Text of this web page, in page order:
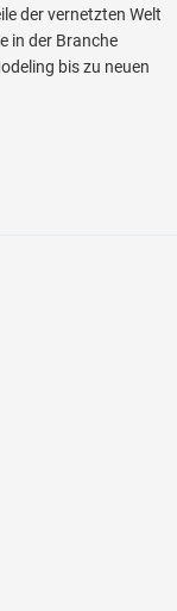
der vernetzten Welt
in der Branche
bis zu neuen